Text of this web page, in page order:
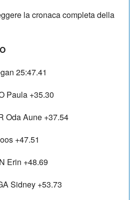
la cronaca completa della
25:47.41
Paula +35.30
Oda Aune +37.54
+47.51
Erin +48.69
Sidney +53.73